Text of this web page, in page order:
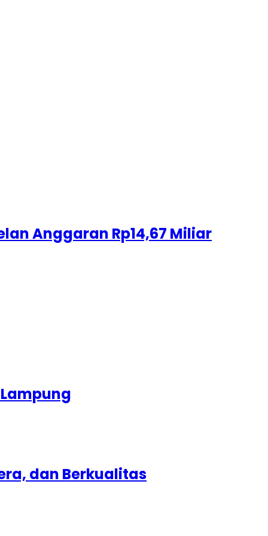
Anggaran Rp14,67 Miliar
dan Berkualitas